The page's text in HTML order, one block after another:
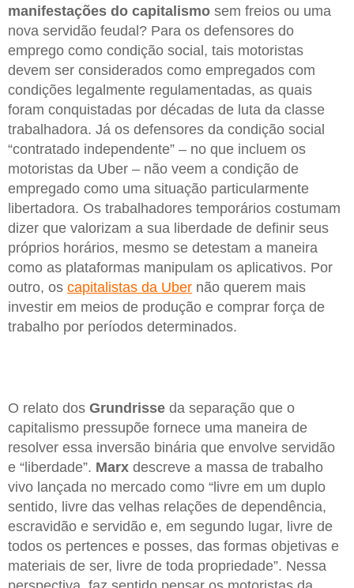
manifestações do capitalismo sem freios ou uma
nova servidão feudal? Para os defensores do
emprego como condição social, tais motoristas
devem ser considerados como empregados com
condições legalmente regulamentadas, as quais
foram conquistadas por décadas de luta da classe
trabalhadora. Já os defensores da condição social
“contratado independente” – no que incluem os
motoristas da Uber – não veem a condição de
empregado como uma situação particularmente
libertadora. Os trabalhadores temporários costumam
dizer que valorizam a sua liberdade de definir seus
próprios horários, mesmo se detestam a maneira
como as plataformas manipulam os aplicativos. Por
outro, os capitalistas da Uber não querem mais
investir em meios de produção e comprar força de
trabalho por períodos determinados.
O relato dos Grundrisse da separação que o
capitalismo pressupõe fornece uma maneira de
resolver essa inversão binária que envolve servidão
e “liberdade”. Marx descreve a massa de trabalho
vivo lançada no mercado como “livre em um duplo
sentido, livre das velhas relações de dependência,
escravidão e servidão e, em segundo lugar, livre de
todos os pertences e posses, das formas objetivas e
materiais de ser, livre de toda propriedade”. Nessa